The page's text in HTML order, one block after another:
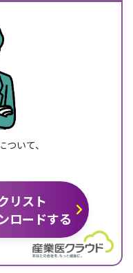
いて、
リスト
ロードする